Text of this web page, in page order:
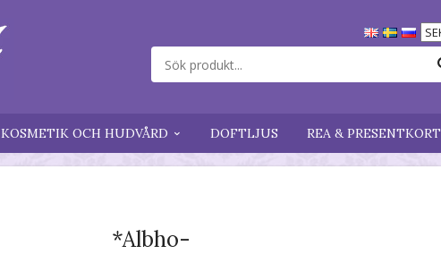
KOSMETIK OCH HUDVÅRD DOFTLJUS REA & PRESENTKORT
*Albho-